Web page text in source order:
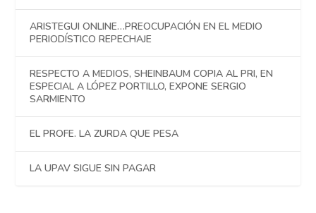
ARISTEGUI ONLINE…PREOCUPACIÓN EN EL MEDIO
PERIODÍSTICO REPECHAJE
RESPECTO A MEDIOS, SHEINBAUM COPIA AL PRI, EN
ESPECIAL A LÓPEZ PORTILLO, EXPONE SERGIO
SARMIENTO
EL PROFE. LA ZURDA QUE PESA
LA UPAV SIGUE SIN PAGAR